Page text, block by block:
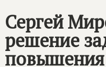
Сергей
решение
повышения